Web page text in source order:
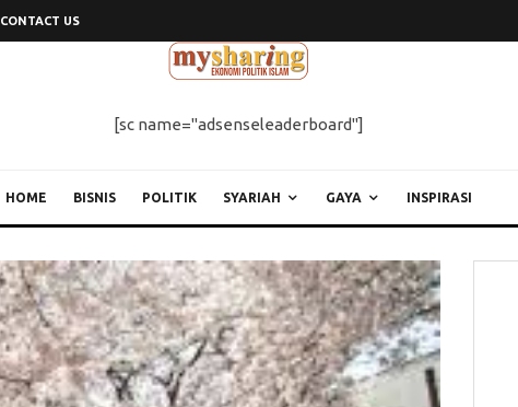
CONTACT US
[sc name="adsenseleaderboard"]
HOME BISNIS POLITIK SYARIAH GAYA INSPIRASI